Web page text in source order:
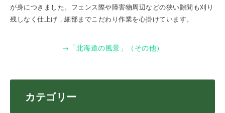
が身につきました。フェンス際や障害物周辺などの狭い隙間も刈り
残しなく仕上げ，細部までこだわり作業を心掛けています。
→「北海道の風景」（その他）
カテゴリー